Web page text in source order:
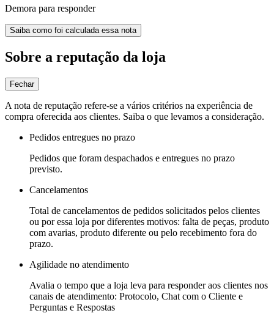
Demora para responder
Saiba como foi calculada essa nota
Sobre a reputação da loja
Fechar
A nota de reputação refere-se a vários critérios na experiência de
compra oferecida aos clientes. Saiba o que levamos a consideração.
Pedidos entregues no prazo
Pedidos que foram despachados e entregues no prazo
previsto.
Cancelamentos
Total de cancelamentos de pedidos solicitados pelos clientes
ou por essa loja por diferentes motivos: falta de peças, produto
com avarias, produto diferente ou pelo recebimento fora do
prazo.
Agilidade no atendimento
Avalia o tempo que a loja leva para responder aos clientes nos
canais de atendimento: Protocolo, Chat com o Cliente e
Perguntas e Respostas